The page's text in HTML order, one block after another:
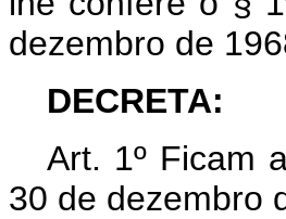
dezembro de
DECRETA:
Art. 1º Ficam
30 de dezembro